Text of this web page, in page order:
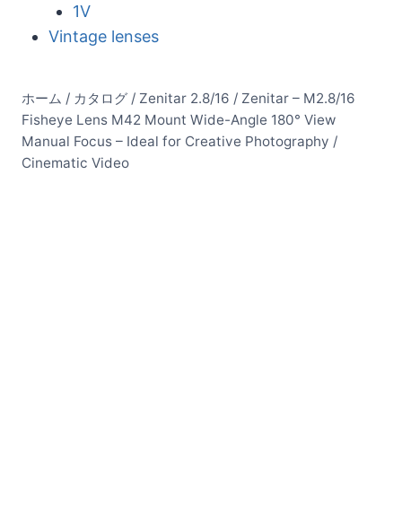
1V
Vintage lenses
ホーム / カタログ / Zenitar 2.8/16 / Zenitar – M2.8/16
Fisheye Lens M42 Mount Wide-Angle 180° View
Manual Focus – Ideal for Creative Photography /
Cinematic Video